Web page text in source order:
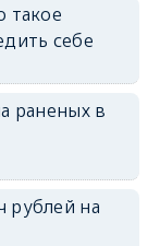
такое
себе
раненых в
рублей на